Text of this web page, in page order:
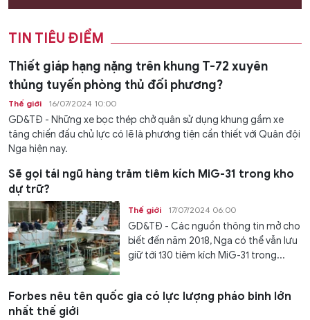
TIN TIÊU ĐIỂM
Thiết giáp hạng nặng trên khung T-72 xuyên
thủng tuyến phòng thủ đối phương?
Thế giới 16/07/2024 10:00
GD&TĐ - Những xe bọc thép chở quân sử dụng khung gầm xe
tăng chiến đấu chủ lực có lẽ là phương tiện cần thiết với Quân đội
Nga hiện nay.
Sẽ gọi tái ngũ hàng trăm tiêm kích MiG-31 trong kho
dự trữ?
Thế giới 17/07/2024 06:00
GD&TĐ - Các nguồn thông tin mở cho
biết đến năm 2018, Nga có thể vẫn lưu
giữ tới 130 tiêm kích MiG-31 trong...
Forbes nêu tên quốc gia có lực lượng pháo binh lớn
nhất thế giới